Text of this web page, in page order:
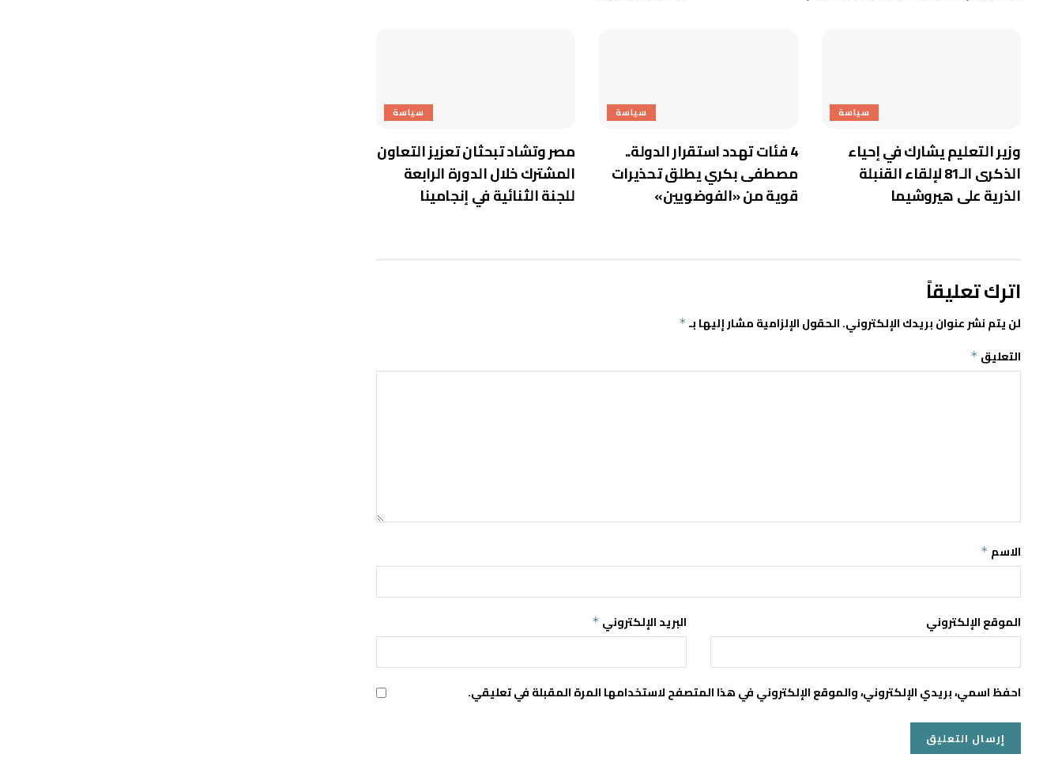
سياسة
وزير التعليم يشارك في إحياء
الذكرى الـ81 لإلقاء القنبلة
الذرية على هيروشيما
سياسة
4 فئات تهدد استقرار الدولة..
مصطفى بكري يطلق تحذيرات
قوية من «الفوضويين»
سياسة
مصر وتشاد تبحثان تعزيز التعاون
المشترك خلال الدورة الرابعة
للجنة الثنائية في إنجامينا
اترك تعليقاً
لن يتم نشر عنوان بريدك الإلكتروني.الحقول الإلزامية مشار إليها بـ *
التعليق *
الاسم *
البريد الإلكتروني * الموقع الإلكتروني
احفظ اسمي، بريدي الإلكتروني، والموقع الإلكتروني في هذا المتصفح لاستخدامها المرة المقبلة في تعليقي.